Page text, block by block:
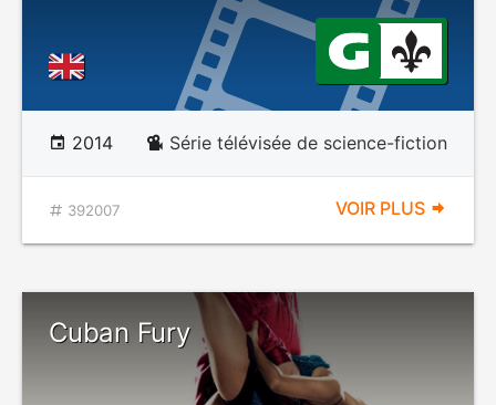
2014 Série télévisée de science-fiction
392007 VOIR PLUS
Cuban Fury